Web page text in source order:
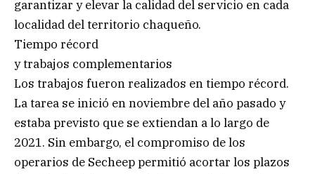
garantizar y elevar la calidad del servicio en cada
localidad del territorio chaqueño.
Tiempo récord
y trabajos complementarios
Los trabajos fueron realizados en tiempo récord.
La tarea se inició en noviembre del año pasado y
estaba previsto que se extiendan a lo largo de
2021. Sin embargo, el compromiso de los
operarios de Secheep permitió acortar los plazos